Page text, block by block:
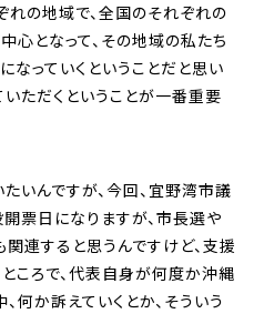
れの地域で、全国のそれぞれの
となって、その地域の私たち
なっていくということだと思い
いただくということが一番重要
いんですが、今回、宜野湾市議
票日になりますが、市長選や
連すると思うんですけど、支援
ころで、代表自身が何度か沖縄
何か訴えていくとか、そういう